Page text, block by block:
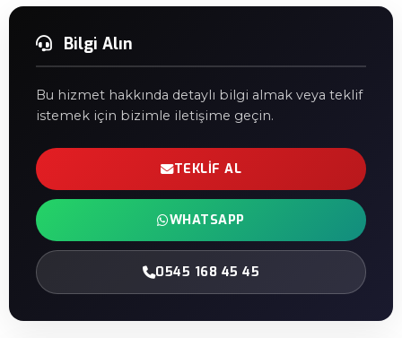
Bilgi Alın
Bu hizmet hakkında detaylı bilgi almak veya teklif
istemek için bizimle iletişime geçin.
TEKLIF AL
WHATSAPP
0545 168 45 45